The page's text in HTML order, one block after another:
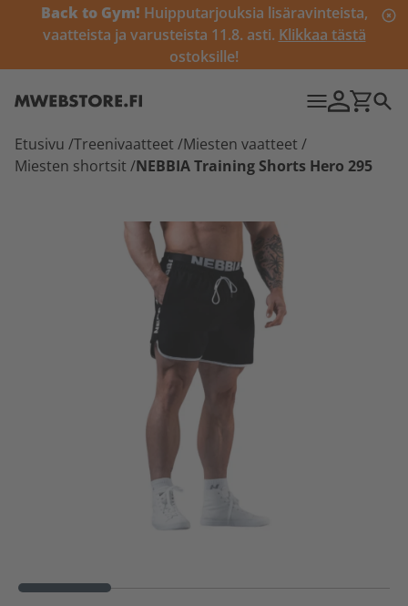
Back to Gym! Huipputarjouksia lisäravinteista,
vaatteista ja varusteista 11.8. asti. Klikkaa tästä
ostoksille!
Etusivu /Treenivaatteet /Miesten vaatteet /
Miesten shortsit /NEBBIA Training Shorts Hero 295